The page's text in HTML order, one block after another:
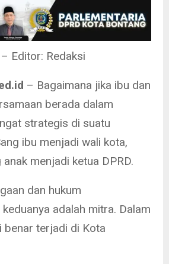
Editor: Redaksi
– Bagaimana jika ibu dan
berada dalam
strategis di suatu
ibu menjadi wali kota,
menjadi ketua DPRD.
dan hukum
adalah mitra. Dalam
benar terjadi di Kota